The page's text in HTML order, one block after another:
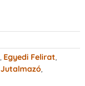
Egyedi Felirat
Jutalmazó